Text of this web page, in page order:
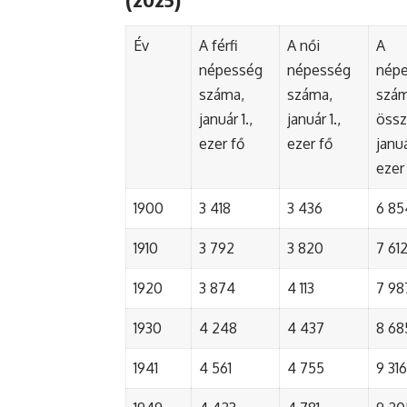
Év
A férfi
népesség
száma,
január 1.,
ezer fő
A női
népesség
száma,
január 1.,
ezer fő
A
1900 3 418 3 436 6
1910 3 792 3 820 7 612
1920 3 874 4 113 7
1930 4 248 4 437 8
1941 4 561 4 755 9 316